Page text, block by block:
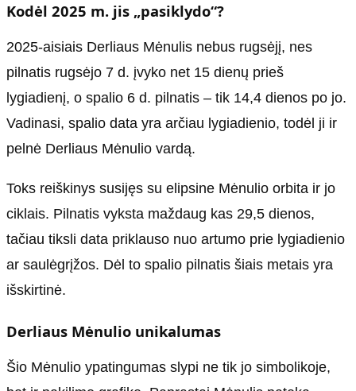
Kodėl 2025 m. jis „pasiklydo“?
2025-aisiais Derliaus Mėnulis nebus rugsėjį, nes
pilnatis rugsėjo 7 d. įvyko net 15 dienų prieš
lygiadienį, o spalio 6 d. pilnatis – tik 14,4 dienos po jo.
Vadinasi, spalio data yra arčiau lygiadienio, todėl ji ir
pelnė Derliaus Mėnulio vardą.
Toks reiškinys susijęs su elipsine Mėnulio orbita ir jo
ciklais. Pilnatis vyksta maždaug kas 29,5 dienos,
tačiau tiksli data priklauso nuo artumo prie lygiadienio
ar saulėgrįžos. Dėl to spalio pilnatis šiais metais yra
išskirtinė.
Derliaus Mėnulio unikalumas
Šio Mėnulio ypatingumas slypi ne tik jo simbolikoje,